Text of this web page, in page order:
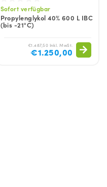
Sofort verfügbar
Propylenglykol 40% 600 L IBC
(bis -21°C)
€1.487,50 Inkl. MwSt.
€1.250,00